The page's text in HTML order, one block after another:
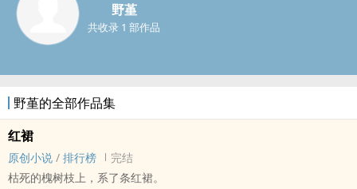
野堇
共收录 1 部作品
野堇的全部作品集
红裙
原创小说 / 排行榜
完结
枯死的槐树枝上，系了条红裙。